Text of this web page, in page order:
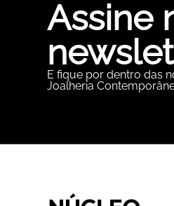
Assine
E fique por dentro das
Joalheria